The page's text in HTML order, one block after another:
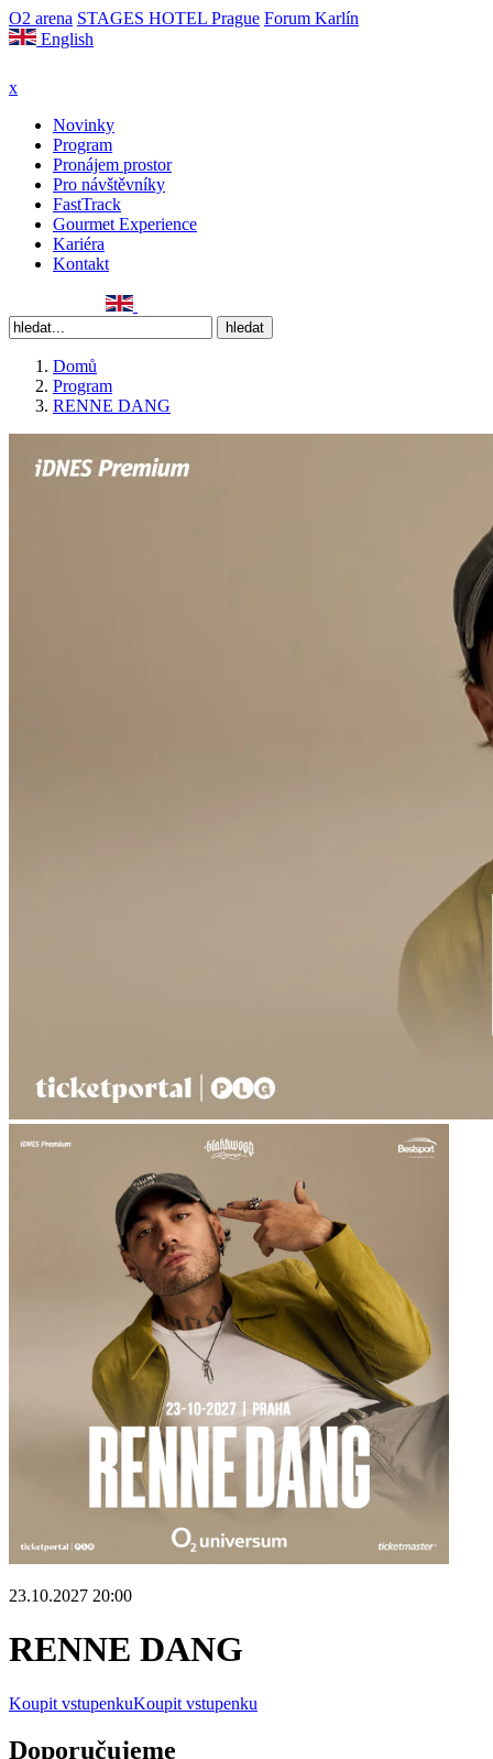
O2 arena STAGES HOTEL Prague Forum Karlín
English
x
Novinky
Program
Pronájem prostor
Pro návštěvníky
FastTrack
Gourmet Experience
Kariéra
Kontakt
Domů
Program
RENNE DANG
23.10.2027 20:00
RENNE DANG
Koupit vstupenkuKoupit vstupenku
Doporučujeme